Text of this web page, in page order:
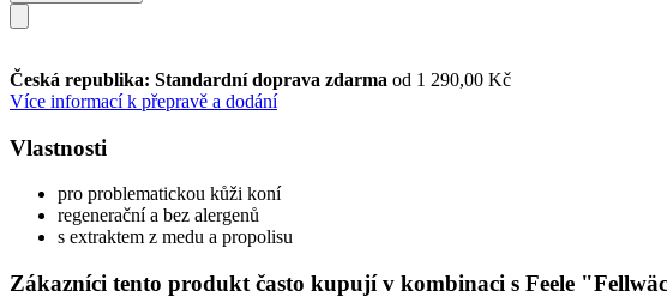
Česká republika: Standardní doprava zdarma od 1 290,00 Kč
Více informací k přepravě a dodání
Vlastnosti
pro problematickou kůži koní
regenerační a bez alergenů
s extraktem z medu a propolisu
Zákazníci tento produkt často kupují v kombinaci s Feele